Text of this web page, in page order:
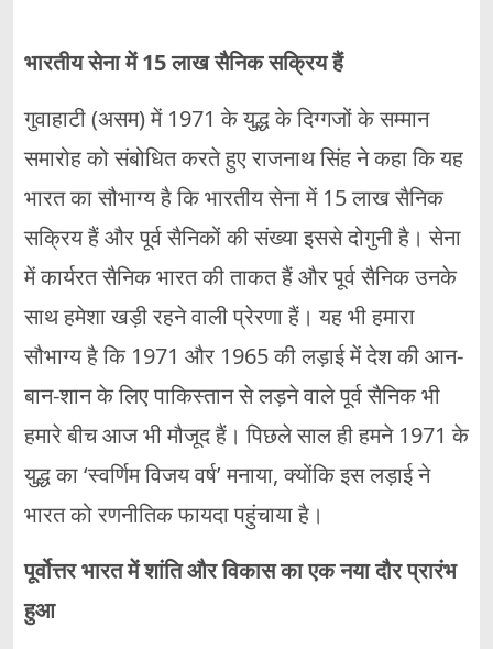
भारतीय सेना में 15 लाख सैनिक सक्रिय हैं
गुवाहाटी (असम) में 1971 के युद्ध के दिग्गजों के सम्मान
समारोह को संबोधित करते हुए राजनाथ सिंह ने कहा कि यह
भारत का सौभाग्य है कि भारतीय सेना में 15 लाख सैनिक
सक्रिय हैं और पूर्व सैनिकों की संख्या इससे दोगुनी है। सेना
में कार्यरत सैनिक भारत की ताकत हैं और पूर्व सैनिक उनके
साथ हमेशा खड़ी रहने वाली प्रेरणा हैं। यह भी हमारा
सौभाग्य है कि 1971 और 1965 की लड़ाई में देश की आन-
बान-शान के लिए पाकिस्तान से लड़ने वाले पूर्व सैनिक भी
हमारे बीच आज भी मौजूद हैं। पिछले साल ही हमने 1971 के
युद्ध का ‘स्वर्णिम विजय वर्ष’ मनाया, क्योंकि इस लड़ाई ने
भारत को रणनीतिक फायदा पहुंचाया है।
पूर्वोत्तर भारत में शांति और विकास का एक नया दौर प्रारंभ
हुआ